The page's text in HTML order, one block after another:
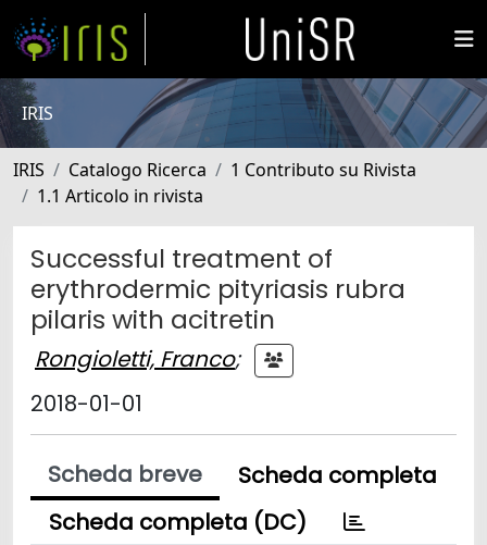
IRIS
IRIS Catalogo Ricerca
1 Contributo su Rivista
1.1 Articolo in rivista
Successful treatment of
erythrodermic pityriasis rubra
pilaris with acitretin
Rongioletti, Franco;
2018-01-01
Scheda breve
Scheda completa
Scheda completa (DC)